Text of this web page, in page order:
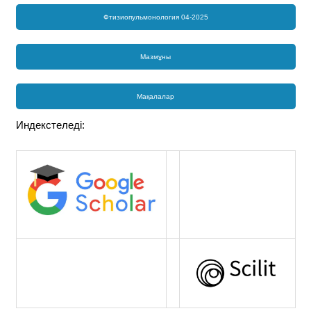
Фтизиопульмонология 04-2025
Мазмұны
Мақалалар
Индекстеледі: